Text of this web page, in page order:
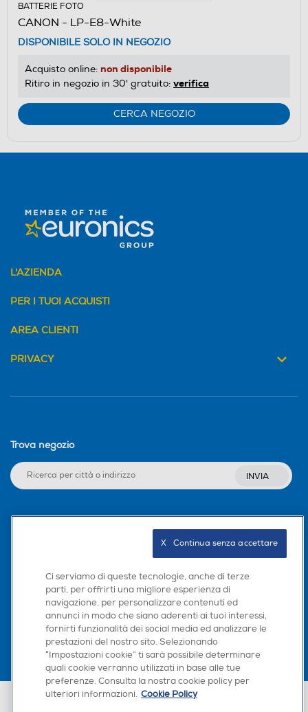
BATTERIE FOTO
CANON - LP-E8-White
DISPONIBILE SOLO IN NEGOZIO
Acquisto online: non disponibile
Ritiro in negozio in 30' gratuito: verifica
CERCA NEGOZIO
L'AZIENDA
PER I TUOI ACQUISTI
AREA CLIENTI
PRIVACY
Trova negozio
INVIA
Scarica la nostra app
Euronics Italia SpA. Sede legale Via Montefeltro, 6/a 20156 Milano
Ci serviamo di queste tecnologie, anche di terze
parti, per offrirti una migliore esperienza di
navigazione, per personalizzare contenuti ed
annunci in modo che siano aderenti ai tuoi interessi,
fornirti funzionalità dei social media ed analizzare le
prestazioni del nostro sito. Selezionando
“Impostazioni cookie” ti sarà possibile determinare
quali cookie verranno utilizzati in base alle tue
preferenze. Consulta la nostra cookie policy per
ulteriori informazioni. Cookie Policy
X   Continua senza accettare